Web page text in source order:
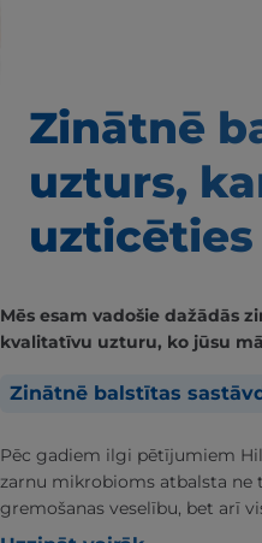
Zinātnē
uzturs,
uzticēties
Mēs esam vadošie dažādās
kvalitatīvu uzturu, ko jūsu
Zinātnē balstītas
Pēc gadiem ilgi pētījumiem
zarnu mikrobioms atbalsta ne
gremošanas veselību, bet arī